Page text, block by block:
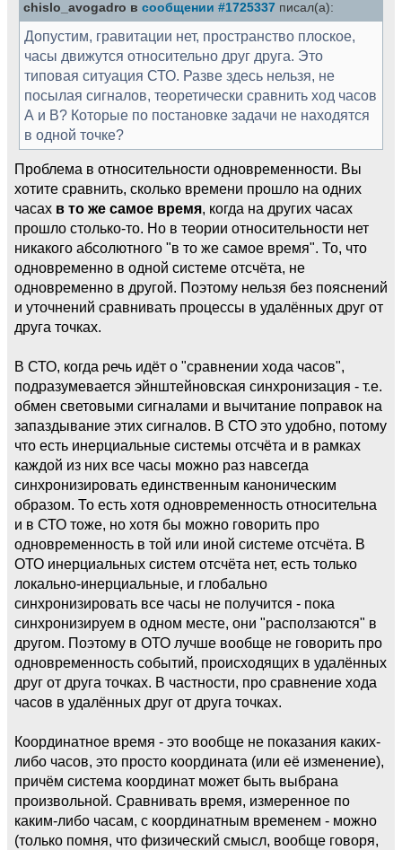
chislo_avogadro в сообщении #1725337 писал(а):
Допустим, гравитации нет, пространство плоское,
часы движутся относительно друг друга. Это
типовая ситуация СТО. Разве здесь нельзя, не
посылая сигналов, теоретически сравнить ход часов
А и В? Которые по постановке задачи не находятся
в одной точке?
Проблема в относительности одновременности. Вы
хотите сравнить, сколько времени прошло на одних
часах в то же самое время, когда на других часах
прошло столько-то. Но в теории относительности нет
никакого абсолютного "в то же самое время". То, что
одновременно в одной системе отсчёта, не
одновременно в другой. Поэтому нельзя без пояснений
и уточнений сравнивать процессы в удалённых друг от
друга точках.
В СТО, когда речь идёт о "сравнении хода часов",
подразумевается эйнштейновская синхронизация - т.е.
обмен световыми сигналами и вычитание поправок на
запаздывание этих сигналов. В СТО это удобно, потому
что есть инерциальные системы отсчёта и в рамках
каждой из них все часы можно раз навсегда
синхронизировать единственным каноническим
образом. То есть хотя одновременность относительна
и в СТО тоже, но хотя бы можно говорить про
одновременность в той или иной системе отсчёта. В
ОТО инерциальных систем отсчёта нет, есть только
локально-инерциальные, и глобально
синхронизировать все часы не получится - пока
синхронизируем в одном месте, они "расползаются" в
другом. Поэтому в ОТО лучше вообще не говорить про
одновременность событий, происходящих в удалённых
друг от друга точках. В частности, про сравнение хода
часов в удалённых друг от друга точках.
Координатное время - это вообще не показания каких-
либо часов, это просто координата (или её изменение),
причём система координат может быть выбрана
произвольной. Сравнивать время, измеренное по
каким-либо часам, с координатным временем - можно
(только помня, что физический смысл, вообще говоря,